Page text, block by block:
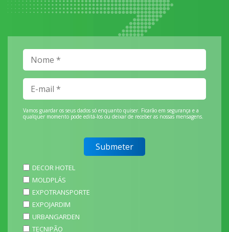
Vamos guardar os seus dados só enquanto quiser. Ficarão em segurança e a
qualquer momento pode editá-los ou deixar de receber as nossas mensagens.
DECOR HOTEL
MOLDPLÁS
EXPOTRANSPORTE
EXPOJARDIM
URBANGARDEN
TECNIPÃO